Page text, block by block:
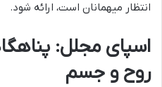
انتظار میهمانان است، ارائه شود.
اسپای مجلل:
روح و جسم